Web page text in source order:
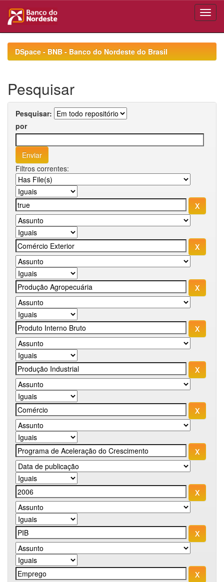
navigationDSpace - BNB - Banco do Nordeste do Brasil
Pesquisar
Pesquisar:
por
Filtros correntes: